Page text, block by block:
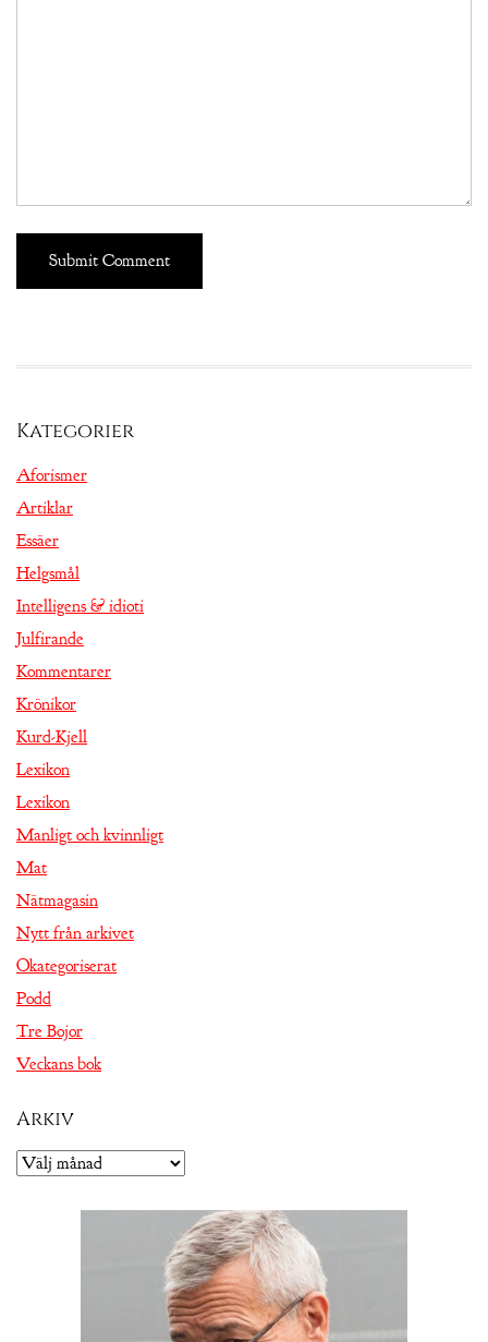
Kategorier
Aforismer
Artiklar
Essäer
Helgsmål
Intelligens & idioti
Julfirande
Kommentarer
Krönikor
Kurd-Kjell
Lexikon
Lexikon
Manligt och kvinnligt
Mat
Nätmagasin
Nytt från arkivet
Okategoriserat
Podd
Tre Bojor
Veckans bok
Arkiv
Arkiv